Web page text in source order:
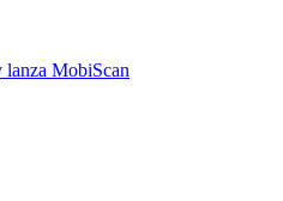
lanza MobiScan